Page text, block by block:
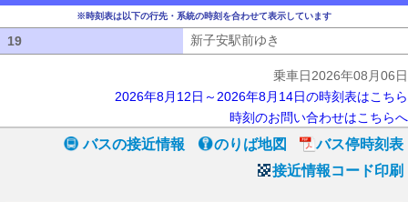
※時刻表は以下の行先・系統の時刻を合わせて表示しています
19 新子安駅前ゆき
乗車日2026年08月06日
2026年8月12日～2026年8月14日の時刻表はこちら
時刻のお問い合わせはこちらへ
バスの接近情報 のりば地図
バス停時刻表
接近情報コード印刷